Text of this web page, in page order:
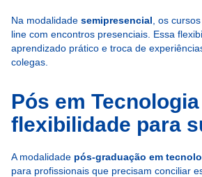
Na modalidade semipresencial , os
line com encontros presenciais. Essa
aprendizado prático e troca de
colegas.
Pós em
flexibilidade para
A modalidade pós-graduação em
para profissionais que precisam conciliar